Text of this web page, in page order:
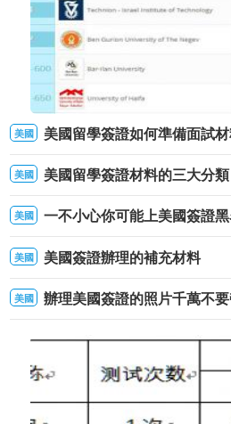
去以色列留學
美國 美國留學簽證如何準備面試
美國 美國留學簽證材料的三大分類
美國 一不小心你可能上美國簽證
美國 美國簽證辦理的補充材料
美國 辦理美國簽證的照片千萬不